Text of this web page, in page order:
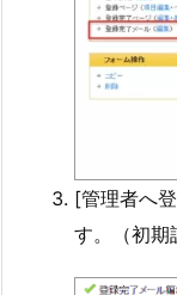
[管理者へ
す。（初期